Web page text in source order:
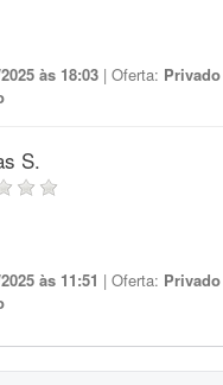
às 18:03 | Oferta: Privado
S.
às 11:51 | Oferta: Privado